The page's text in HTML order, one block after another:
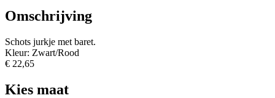
Omschrijving
Schots jurkje met baret.
Kleur: Zwart/Rood
€ 22,65
Kies maat